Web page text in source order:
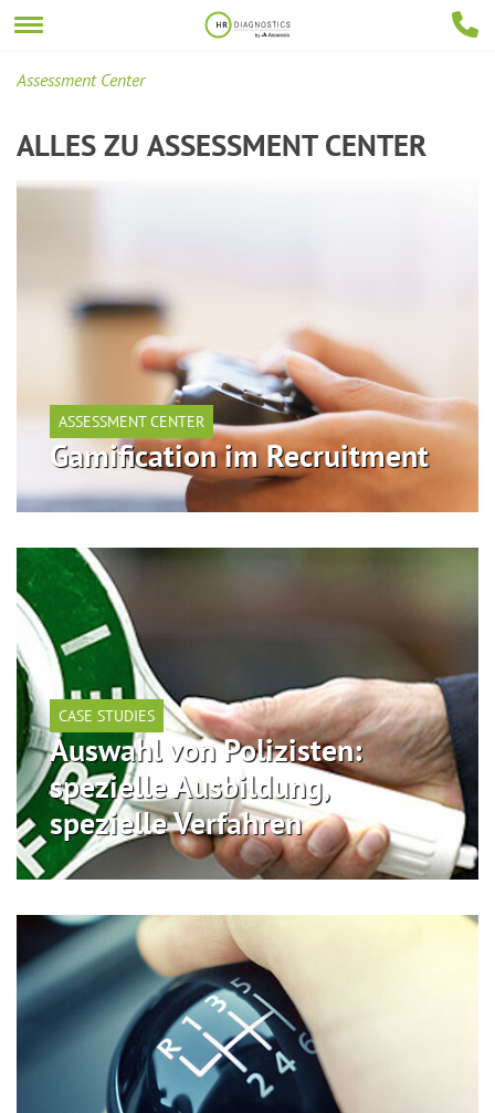
Assessment Center
ALLES ZU ASSESSMENT CENTER
ASSESSMENT CENTER
Gamification im Recruitment
CASE STUDIES
Auswahl von Polizisten:
spezielle Ausbildung,
spezielle Verfahren